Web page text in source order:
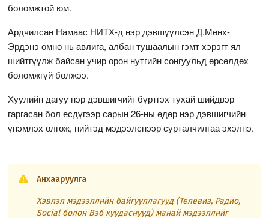
боломжтой юм.
Ардчилсан Намаас НИТХ-д нэр дэвшүүлсэн Д.Мөнх-
Эрдэнэ өмнө нь авлига, албан тушаалын гэмт хэрэгт ял
шийтгүүлж байсан учир орон нутгийн сонгуульд өрсөлдөх
боломжгүй болжээ.
Хуулийн дагуу нэр дэвшигчийг бүртгэх тухай шийдвэр
гаргасан бол есдүгээр сарын 26-ны өдөр нэр дэвшигчийн
үнэмлэх олгож, нийтэд мэдээлснээр сурталчилгаа эхэлнэ.
Анхааруулга
Хэвлэл мэдээллийн байгууллагууд (Телевиз, Радио,
Social болон Вэб хуудаснууд) манай мэдээллийг